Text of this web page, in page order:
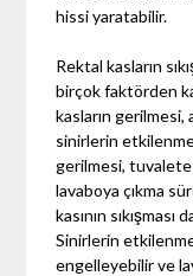
hissi yaratabilir.
Rektal kasların
birçok faktörden
kasların gerilmesi,
sinirlerin
gerilmesi,
lavaboya çıkma
kasının
Sinirlerin
engelleyebilir ve